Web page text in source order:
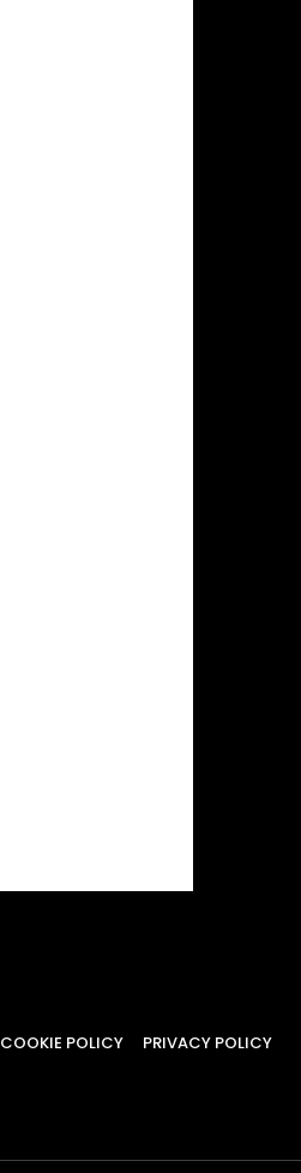
COOKIE POLICY PRIVACY POLICY